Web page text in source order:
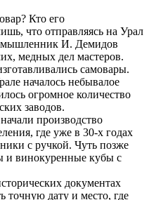
Кто его
что отправляясь на Урал
И. Демидов
медных дел мастеров.
самовары.
началось небывалое
огромное количество
заводов.
производство
где уже в 30-х годах
с ручкой. Чуть позже
и винокуренные кубы с
документах
точную дату и место, где